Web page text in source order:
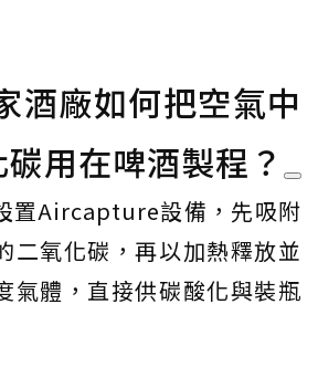
酒廠如何把空氣中
用在啤酒製程？
置Aircapture設備，先吸附
二氧化碳，再以加熱釋放並
氣體，直接供碳酸化與裝瓶